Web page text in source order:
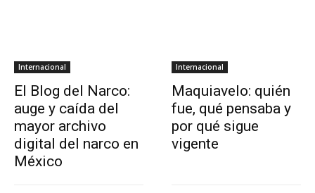
Internacional
El Blog del Narco:
auge y caída del
mayor archivo
digital del narco en
México
Internacional
Maquiavelo: quién
fue, qué pensaba y
por qué sigue
vigente